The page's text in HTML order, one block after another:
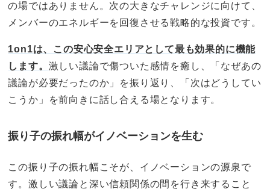
の場ではありません。次の大きなチャレンジに向けて、
メンバーのエネルギーを回復させる戦略的な投資です。
1on1は、この安心安全エリアとして最も効果的に機能
します。 激しい議論で傷ついた感情を癒し、「なぜあの
議論が必要だったのか」を振り返り、「次はどうしてい
こうか」を前向きに話し合える場となります。
振り子の振れ幅がイノベーションを生む
この振り子の振れ幅こそが、イノベーションの源泉で
す。激しい議論と深い信頼関係の間を行き来すること